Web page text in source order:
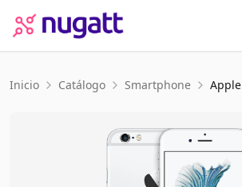
Inicio Catálogo Smartphone Apple